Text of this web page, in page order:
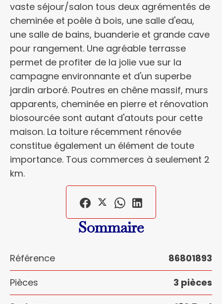
vaste séjour/salon tous deux agrémentés de
cheminée et poêle à bois, une salle d'eau,
une salle de bains, buanderie et grande cave
pour rangement. Une agréable terrasse
permet de profiter de la jolie vue sur la
campagne environnante et d'un superbe
jardin arboré. Poutres en chêne massif, murs
apparents, cheminée en pierre et rénovation
biosourcée sont autant d'atouts pour cette
maison. La toiture récemment rénovée
constitue également un élément de toute
importance. Tous commerces à seulement 2
km.
Sommaire
Référence
86801893
Pièces
3 pièces